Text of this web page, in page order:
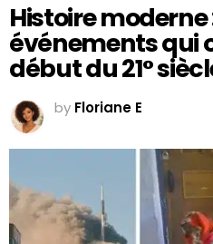
Histoire moderne
événements qui
début du 21°
by Floriane E